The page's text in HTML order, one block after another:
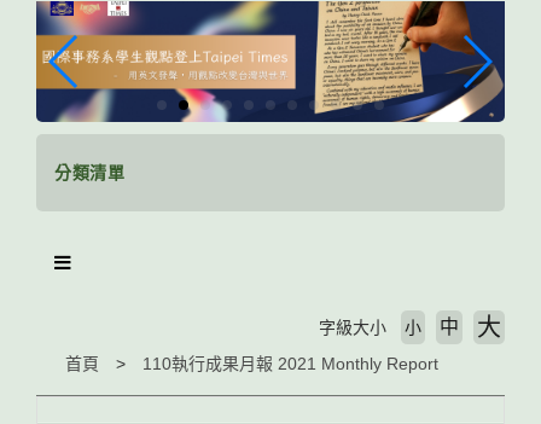
分類清單
首頁 110執行成果月報 2021 Monthly Report
字級大小 小 中 大